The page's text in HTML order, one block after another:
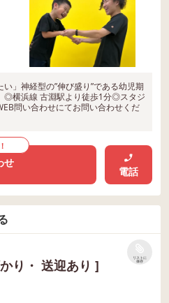
い」神経型の”伸び盛り”である幼児期
横浜線 古淵駅より徒歩1分◎スタジ
問い合わせにてお問い合わせくだ
せ
電話
り・ 送迎あり ]
リストに
保存